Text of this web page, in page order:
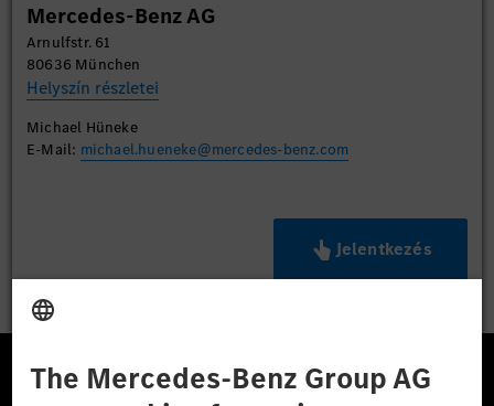
Mercedes-Benz AG
Arnulfstr. 61
80636 München
Helyszín részletei
Michael Hüneke
E-Mail: michael.hueneke@mercedes-benz.com
Jelentkezés